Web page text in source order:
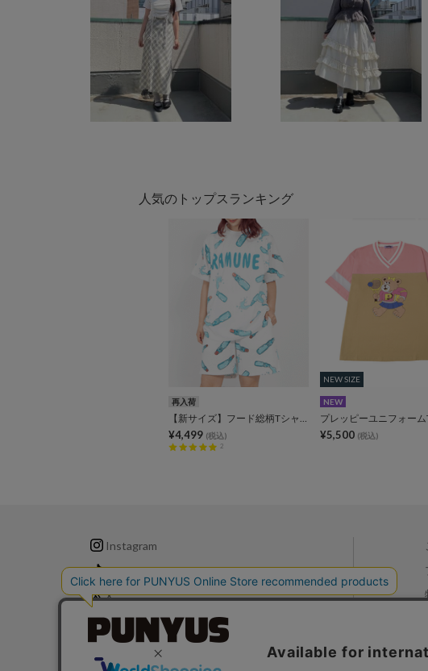
人気のトップスランキング
再入荷
¥4,499 (税込)
2
NEW SIZE
NEW SIZE
NEW
プレッピーユニフォーム
¥5,500 (税込)
Instagram
TikTok
X
LINE